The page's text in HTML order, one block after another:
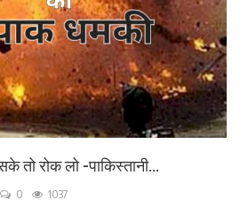
तो रोक लो -पाकिस्तानी...
0 1037